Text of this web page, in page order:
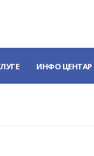
ИНФО ЦЕНТАР